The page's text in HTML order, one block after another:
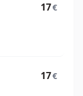
17€
17€